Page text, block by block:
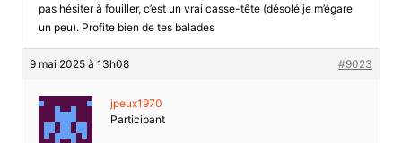
pas hésiter à fouiller, c’est un vrai casse-tête (désolé je m’égare
un peu). Profite bien de tes balades
9 mai 2025 à 13h08 #9023
jpeux1970
Participant